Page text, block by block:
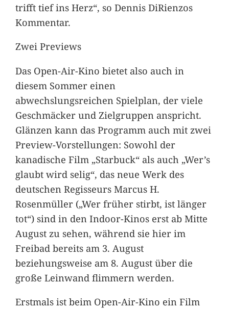
trifft tief ins Herz“, so Dennis DiRienzos
Kommentar.
Zwei Previews
Das Open-Air-Kino bietet also auch in
diesem Sommer einen
abwechslungsreichen Spielplan, der viele
Geschmäcker und Zielgruppen anspricht.
Glänzen kann das Programm auch mit zwei
Preview-Vorstellungen: Sowohl der
kanadische Film „Starbuck“ als auch „Wer’s
glaubt wird selig“, das neue Werk des
deutschen Regisseurs Marcus H.
Rosenmüller („Wer früher stirbt, ist länger
tot“) sind in den Indoor-Kinos erst ab Mitte
August zu sehen, während sie hier im
Freibad bereits am 3. August
beziehungsweise am 8. August über die
große Leinwand flimmern werden.
Erstmals ist beim Open-Air-Kino ein Film